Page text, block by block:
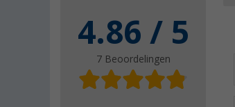
4.86 / 5
7 Beoordelingen